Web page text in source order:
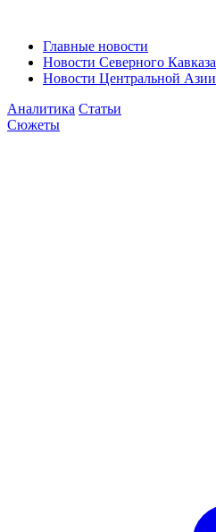
Главные новости
Новости Северного Кавказа
Новости Центральной Азии
Аналитика Статьи
Сюжеты